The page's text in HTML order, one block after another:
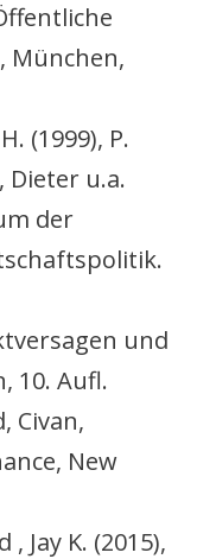
München,
(1999), P.
u.a.
der
und
10. Aufl.
Civan,
New
Jay K. (2015),